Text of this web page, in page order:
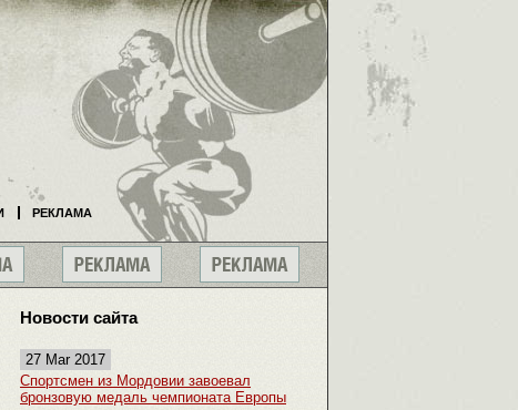
Новости сайта
27 Mar 2017
Спортсмен из Мордовии завоевал
бронзовую медаль чемпионата Европы
РЕКЛАМА